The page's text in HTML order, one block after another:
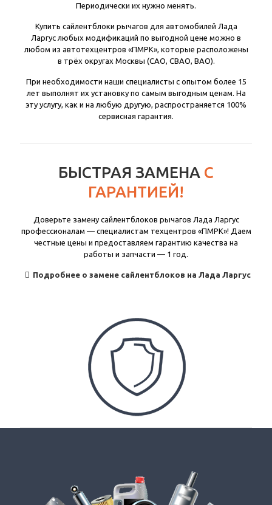
Периодически их нужно менять.
Купить сайлентблоки рычагов для автомобилей Лада
Ларгус любых модификаций по выгодной цене можно в
любом из автотехцентров «ПМРК», которые расположены
в трёх округах Москвы (САО, СВАО, ВАО).
При необходимости наши специалисты с опытом более 15
лет выполнят их установку по самым выгодным ценам. На
эту услугу, как и на любую другую, распространяется 100%
сервисная гарантия.
БЫСТРАЯ ЗАМЕНА С
ГАРАНТИЕЙ!
Доверьте замену сайлентблоков рычагов Лада Ларгус
профессионалам — специалистам техцентров «ПМРК»! Даем
честные цены и предоставляем гарантию качества на
работы и запчасти — 1 год.
Подробнее о замене сайлентблоков на Лада Ларгус